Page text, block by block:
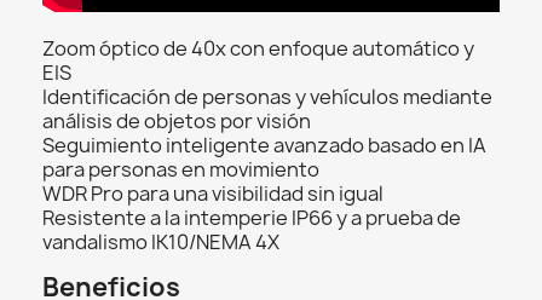
Zoom óptico de 40x con enfoque automático y
EIS
Identificación de personas y vehículos mediante
análisis de objetos por visión
Seguimiento inteligente avanzado basado en IA
para personas en movimiento
WDR Pro para una visibilidad sin igual
Resistente a la intemperie IP66 y a prueba de
vandalismo IK10/NEMA 4X
Beneficios